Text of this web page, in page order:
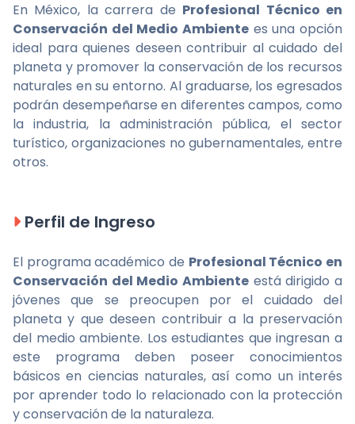
En México, la carrera de Profesional Técnico en
Conservación del Medio Ambiente es una opción
ideal para quienes deseen contribuir al cuidado del
planeta y promover la conservación de los recursos
naturales en su entorno. Al graduarse, los egresados
podrán desempeñarse en diferentes campos, como
la industria, la administración pública, el sector
turístico, organizaciones no gubernamentales, entre
otros.
Perfil de Ingreso
El programa académico de Profesional Técnico en
Conservación del Medio Ambiente está dirigido a
jóvenes que se preocupen por el cuidado del
planeta y que deseen contribuir a la preservación
del medio ambiente. Los estudiantes que ingresan a
este programa deben poseer conocimientos
básicos en ciencias naturales, así como un interés
por aprender todo lo relacionado con la protección
y conservación de la naturaleza.